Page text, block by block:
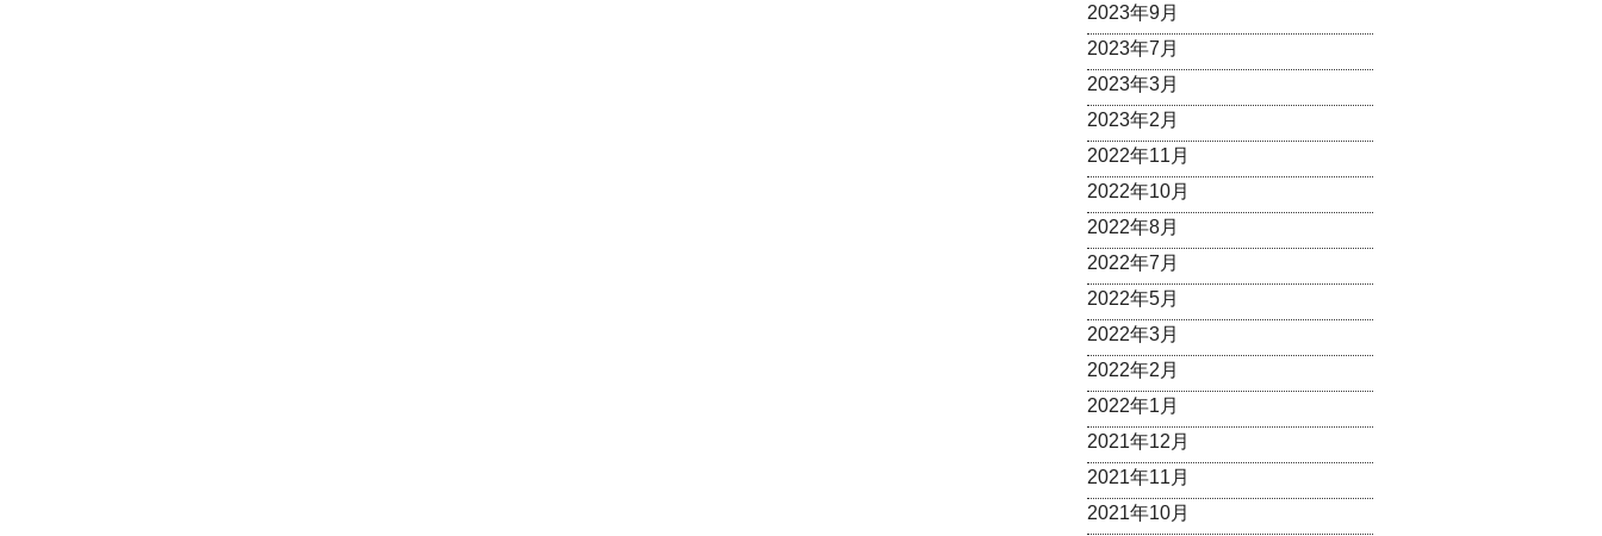
2023年9月
2023年7月
2023年3月
2023年2月
2022年11月
2022年10月
2022年8月
2022年7月
2022年5月
2022年3月
2022年2月
2022年1月
2021年12月
2021年11月
2021年10月